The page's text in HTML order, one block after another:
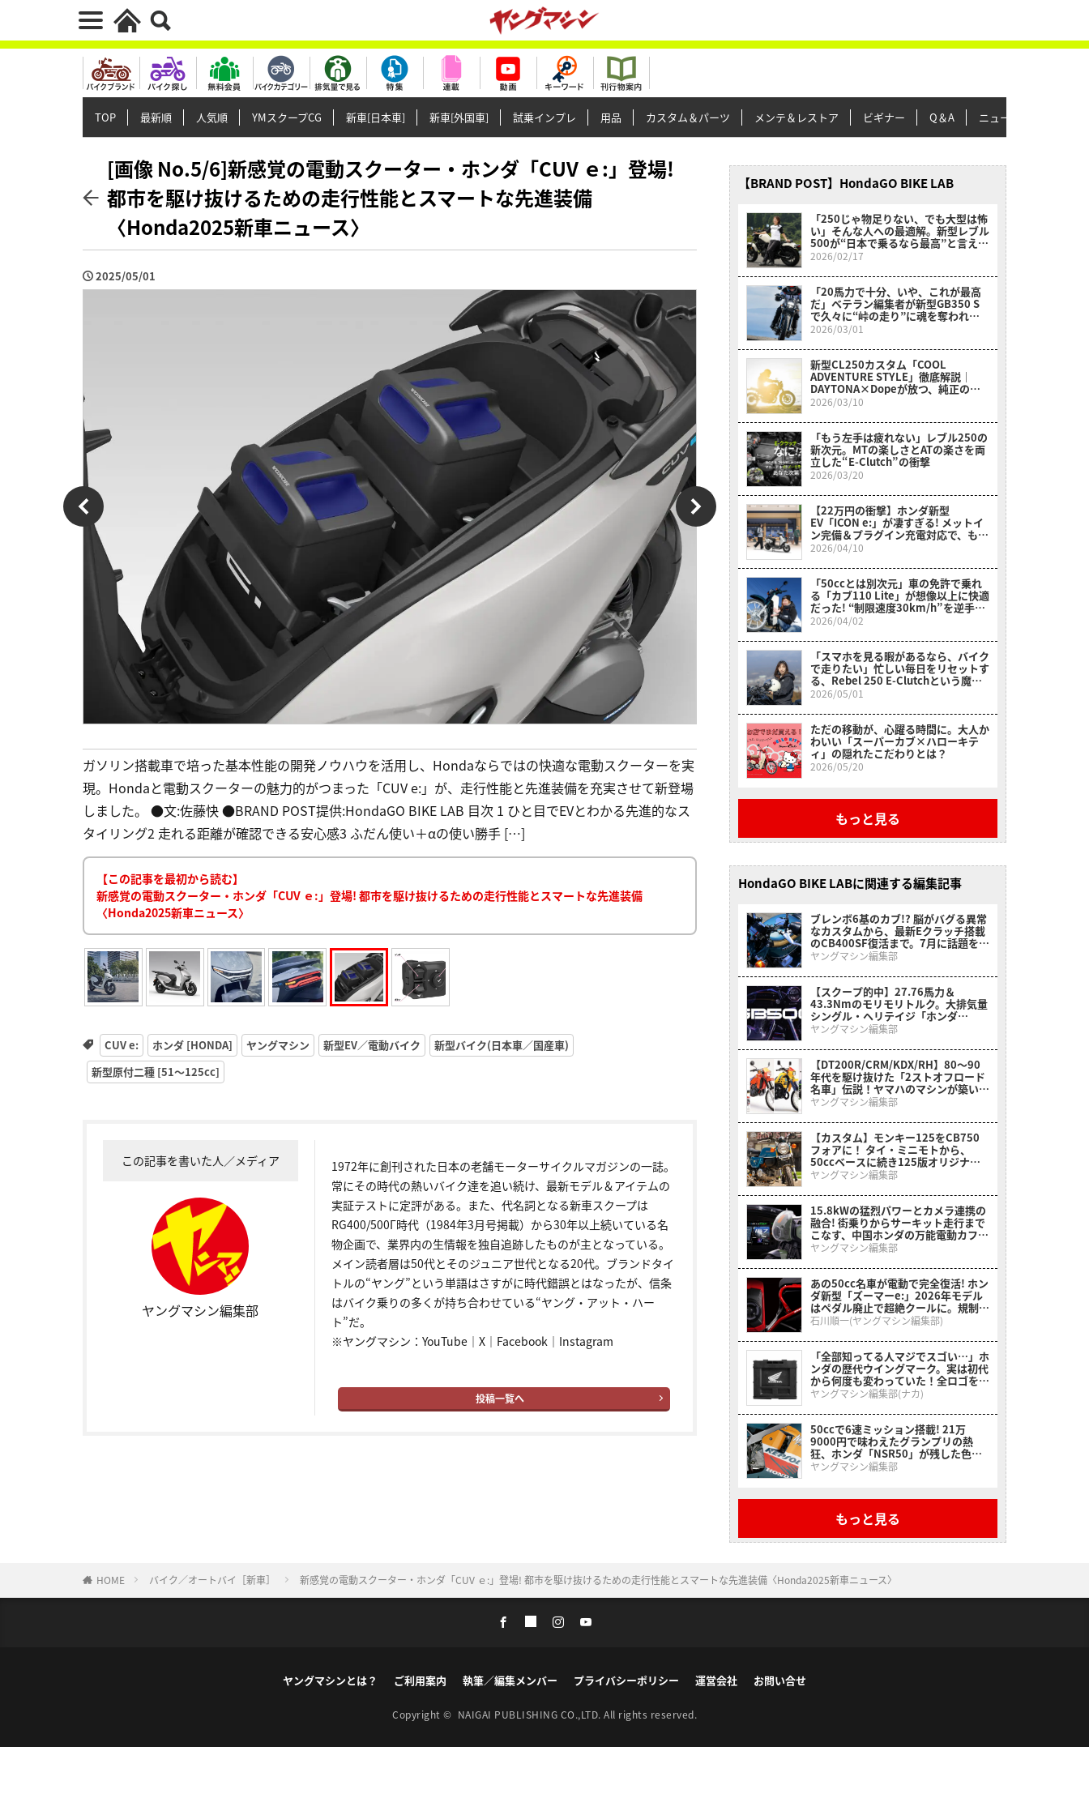
TOP 最新順 人気順 YMスクープCG 新車[日本車] 新車[外国車] 試乗インプレ 用品 カスタム＆パーツ メンテ＆レストア ビギナー Q＆A ニュース＆トピックス
[画像 No.5/6]新感覚の電動スクーター・ホンダ「CUV ｅ:」登場!
都市を駆け抜けるための走行性能とスマートな先進装備
〈Honda2025新車ニュース〉
2025/05/01
ガソリン搭載車で培った基本性能の開発ノウハウを活用し、Hondaならではの快適な電動スクーターを実
現。Hondaと電動スクーターの魅力的がつまった「CUV e:」が、走行性能と先進装備を充実させて新登場
しました。 ●文:佐藤快 ●BRAND POST提供:HondaGO BIKE LAB 目次 1 ひと目でEVとわかる先進的なス
タイリング2 走れる距離が確認できる安心感3 ふだん使い＋αの使い勝手 […]
【この記事を最初から読む】
新感覚の電動スクーター・ホンダ「CUV ｅ:」登場! 都市を駆け抜けるための走行性能とスマートな先進装備
〈Honda2025新車ニュース〉
CUV e: ホンダ [HONDA] ヤングマシン 新型EV／電動バイク
新型バイク(日本車／国産車)
新型原付二種 [51〜125cc]
この記事を書いた人／メディア
ヤングマシン編集部
1972年に創刊された日本の老舗モーターサイクルマガジンの一誌。
常にその時代の熱いバイク達を追い続け、最新モデル＆アイテムの
実証テストに定評がある。また、代名詞となる新車スクープは
RG400/500Γ時代（1984年3月号掲載）から30年以上続いている名
物企画で、業界内の生情報を独自追跡したものが主となっている。
メイン読者層は50代とそのジュニア世代となる20代。ブランドタイ
トルの“ヤング”という単語はさすがに時代錯誤とはなったが、信条
はバイク乗りの多くが持ち合わせている“ヤング・アット・ハー
ト”だ。
※ヤングマシン： YouTube｜ X｜ Facebook ｜ Instagram
投稿一覧へ
【BRAND POST】HondaGO BIKE LAB
「250じゃ物足りない、でも大型は怖
い」そんな人への最適解。新型レブル
500が“日本で乗るなら最高”と言える
理由【レーシング女子岡崎静夏試乗】
2026/02/17
「20馬力で十分、いや、これが最高
だ」ベテラン編集者が新型GB350 S
で久々に“峠の走り”に魂を奪われた
理由
2026/03/01
新型CL250カスタム「COOL
ADVENTURE STYLE」徹底解説｜
DAYTONA×Dopeが放つ、純正の枠
を超えたワイルドなスクランブラー
2026/03/10
「もう左手は疲れない」レブル250の
新次元。MTの楽しさとATの楽さを両
立した“E-Clutch”の衝撃
2026/03/20
【22万円の衝撃】ホンダ新型
EV「ICON e:」が凄すぎる! メットイ
ン完備＆プラグイン充電対応で、もう
ガソリン車に戻れない？
2026/04/10
「50ccとは別次元」車の免許で乗れ
る「カブ110 Lite」が想像以上に快適
だった! “制限速度30km/h”を逆手に
取った贅沢な走り【岡崎静夏試乗レビ
ュー】
2026/04/02
「スマホを見る暇があるなら、バイク
で走りたい」忙しい毎日をリセットす
る、Rebel 250 E-Clutchという魔法
【初心者ママライダーの実体験】
2026/05/01
ただの移動が、心躍る時間に。大人か
わいい「スーパーカブ×ハローキテ
ィ」の隠れたこだわりとは？
2026/05/20
もっと見る
HondaGO BIKE LABに関連する編集記事
ブレンボ6基のカブ!? 脳がバグる異常
なカスタムから、最新Eクラッチ搭載
のCB400SF復活まで。7月に話題を呼
んだホンダ関連ニュースまとめ
ヤングマシン編集部
【スクープ的中】27.76馬力＆
43.3Nmのモリモリトルク。大排気量
シングル・ヘリテイジ「ホンダ
GB500(CB500)」がインドでついに
ヤングマシン編集部
【DT200R/CRM/KDX/RH】80〜90
年代を駆け抜けた「2ストオフロード
名車」伝説！ヤマハのマシンが築いた
黄金時代とライバルたちの追撃
ヤングマシン編集部
【カスタム】モンキー125をCB750
フォアに！ タイ・ミニモトから、
50ccベースに続き125版オリジナル
カスタムキットも登場【メディア初公
ヤングマシン編集部
15.8kWの猛烈パワーとカメラ連携の
融合! 街乗りからサーキット走行まで
こなす、中国ホンダの万能電動カフェ
レーサーが2026年モデルにアップデ
ヤングマシン編集部
あの50cc名車が電動で完全復活! ホン
ダ新型「ズーマーe:」2026年モデル
はペダル廃止で超絶クールに。規制緩
和で本来の姿へ【海外】
石川順一(ヤングマシン編集部)
「全部知ってる人マジでスゴい…」ホ
ンダの歴代ウイングマーク。実は初代
から何度も変わっていた！全ロゴをプ
リントした［折りたたみコンテナボッ
クス ホンダウィングヒストリー］
ヤングマシン編集部(ナカ)
50ccで6速ミッション搭載! 21万
9000円で味わえたグランプリの熱
狂、ホンダ「NSR50」が残した色褪
せない走り【昭和名車原付一種】
ヤングマシン編集部
もっと見る
HOME バイク／オートバイ［新車］ 新感覚の電動スクーター・ホンダ「CUV ｅ:」登場! 都市を駆け抜けるための走行性能とスマートな先進装備〈Honda2025新車ニュース〉
ヤングマシンとは？ ご利用案内 執筆／編集メンバー プライバシーポリシー 運営会社 お問い合せ
Copyright © NAIGAI PUBLISHING CO.,LTD. All rights reserved.